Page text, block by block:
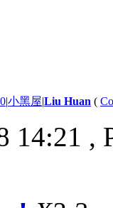
|小黑屋|Liu Huan (
14:21 ,